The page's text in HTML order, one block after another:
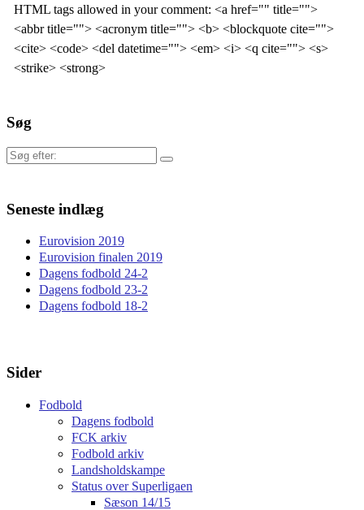
HTML tags allowed in your comment: <a href="" title="">
<abbr title=""> <acronym title=""> <b> <blockquote cite="">
<cite> <code> <del datetime=""> <em> <i> <q cite=""> <s>
<strike> <strong>
Søg
Søg
Seneste indlæg
Eurovision 2019
Eurovision finalen 2019
Dagens fodbold 24-2
Dagens fodbold 23-2
Dagens fodbold 18-2
Sider
Fodbold
Dagens fodbold
FCK arkiv
Fodbold arkiv
Landsholdskampe
Status over Superligaen
Sæson 14/15